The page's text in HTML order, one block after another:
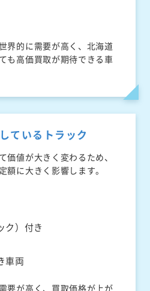
界的に需要が高く、北海道
も高価買取が期待できる車
ているトラック
価値が大きく変わるため、
額に大きく影響します。
ク）付き
車両
要が高く、買取価格が上が